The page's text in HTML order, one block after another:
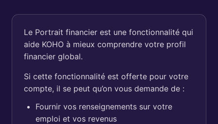
Le Portrait financier est une fonctionnalité qui
aide KOHO à mieux comprendre votre profil
financier global.
Si cette fonctionnalité est offerte pour votre
compte, il se peut qu’on vous demande de :
Fournir vos renseignements sur votre
emploi et vos revenus